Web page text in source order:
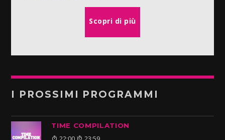
Scopri di più
I PROSSIMI PROGRAMMI
TIME COMPILATION